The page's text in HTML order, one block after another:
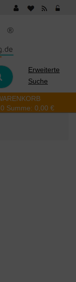
Erweiterte
Suche
0 Summe: 0,00 €